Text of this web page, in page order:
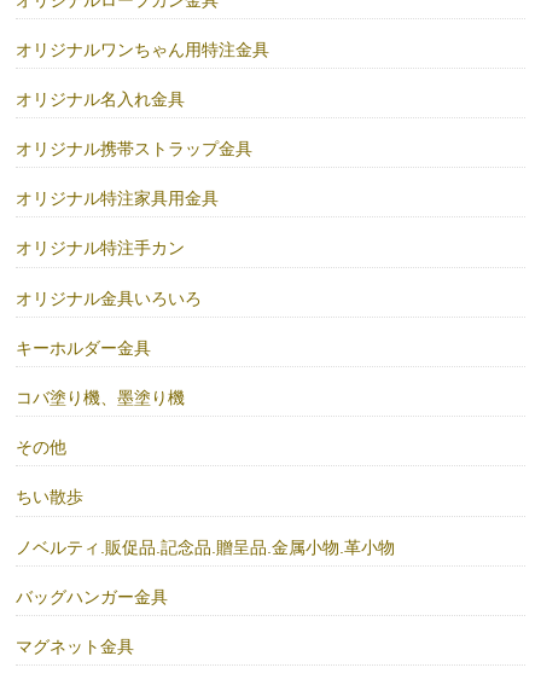
オリジナルワンちゃん用特注金具
オリジナル名入れ金具
オリジナル携帯ストラップ金具
オリジナル特注家具用金具
オリジナル特注手カン
オリジナル金具いろいろ
キーホルダー金具
コバ塗り機、墨塗り機
その他
ちい散歩
ノベルティ.販促品.記念品.贈呈品.金属小物.革小物
バッグハンガー金具
マグネット金具